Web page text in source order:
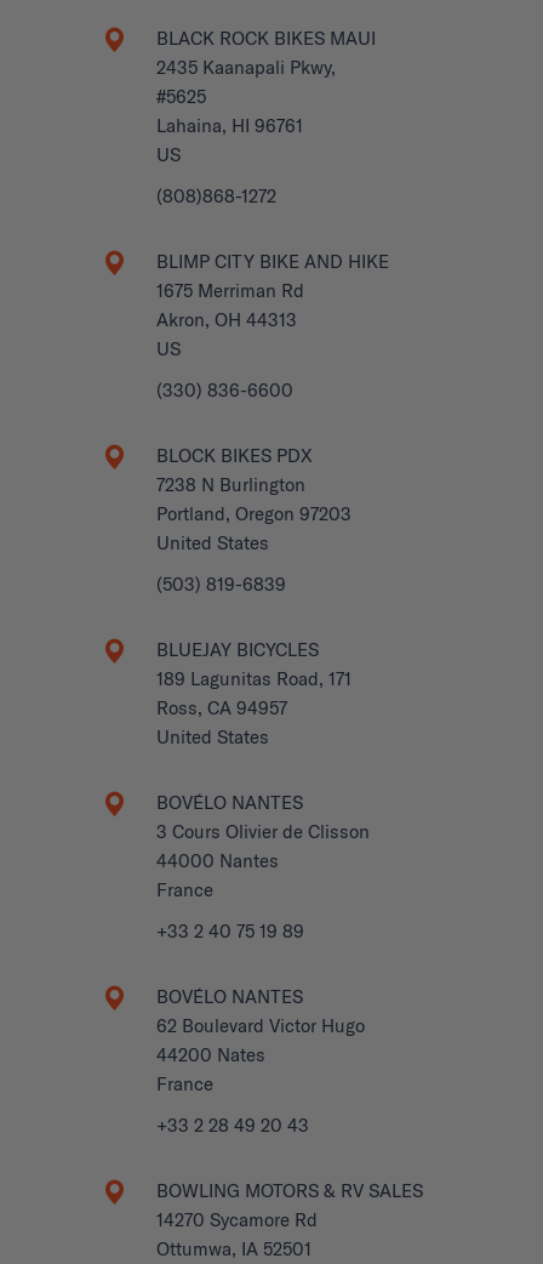
BLACK ROCK BIKES MAUI
2435 Kaanapali Pkwy,
#5625
Lahaina, HI 96761
US
(808)868-1272
BLIMP CITY BIKE AND HIKE
1675 Merriman Rd
Akron, OH 44313
US
(330) 836-6600
BLOCK BIKES PDX
7238 N Burlington
Portland, Oregon 97203
United States
(503) 819-6839
BLUEJAY BICYCLES
189 Lagunitas Road, 171
Ross, CA 94957
United States
BOVÉLO NANTES
3 Cours Olivier de Clisson
44000 Nantes
France
+33 2 40 75 19 89
BOVÉLO NANTES
62 Boulevard Victor Hugo
44200 Nates
France
+33 2 28 49 20 43
BOWLING MOTORS & RV SALES
14270 Sycamore Rd
Ottumwa, IA 52501